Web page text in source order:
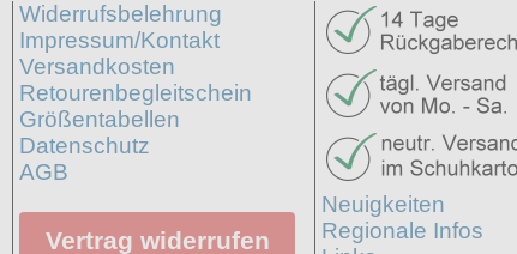
Widerrufsbelehrung
Impressum/Kontakt
Versandkosten
Retourenbegleitschein
Größentabellen
Datenschutz
AGB
Vertrag widerrufen
Neuigkeiten
Regionale Infos